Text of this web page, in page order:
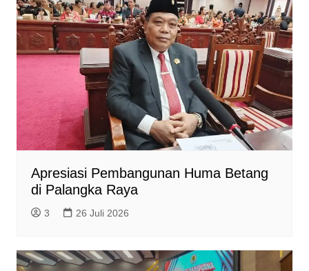
Apresiasi Pembangunan Huma Betang
di Palangka Raya
3 26 Juli 2026